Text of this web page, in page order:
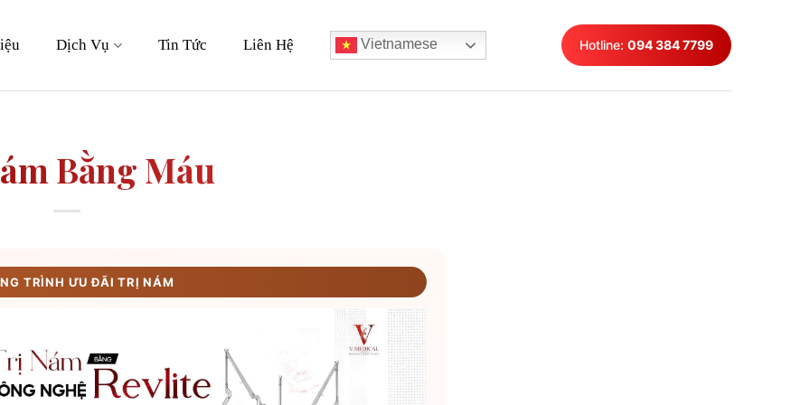
Dịch Vụ Tin Tức Liên Hệ Vietnamese Hotline: 094 384 7799
Bằng Máu
TRÌNH ƯU ĐÃI TRỊ NÁM